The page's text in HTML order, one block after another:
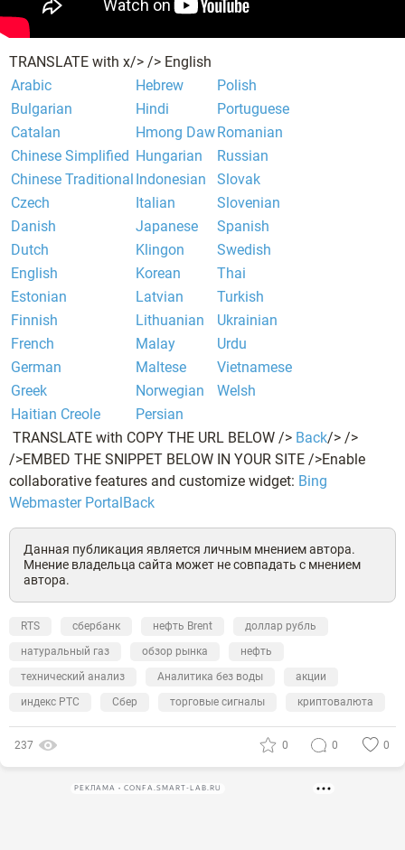
TRANSLATE with x/> /> English
Arabic
Hebrew
Polish
Bulgarian
Hindi
Portuguese
Catalan
Hmong DawRomanian
Chinese Simplified Hungarian
Russian
Chinese Traditional Indonesian
Slovak
Czech
Italian
Slovenian
Danish
Japanese
Spanish
Dutch
Klingon
Swedish
English
Korean
Thai
Estonian
Latvian
Turkish
Finnish
Lithuanian
Ukrainian
French
Malay
Urdu
German
Maltese
Vietnamese
Greek
Norwegian
Welsh
Haitian Creole
Persian
TRANSLATE with COPY THE URL BELOW /> Back/> />
/>EMBED THE SNIPPET BELOW IN YOUR SITE />Enable
collaborative features and customize widget: Bing
Webmaster PortalBack
Данная публикация является личным мнением автора.
Мнение владельца сайта может не совпадать с мнением
автора.
RTS сбербанк нефть Brent
доллар рубль
натуральный газ
обзор рынка
нефть
технический анализ
Аналитика без воды
акции
индекс РТС
Сбер торговые сигналы криптовалюта
237 0 0 0
РЕКЛАМА • CONFA.SMART-LAB.RU